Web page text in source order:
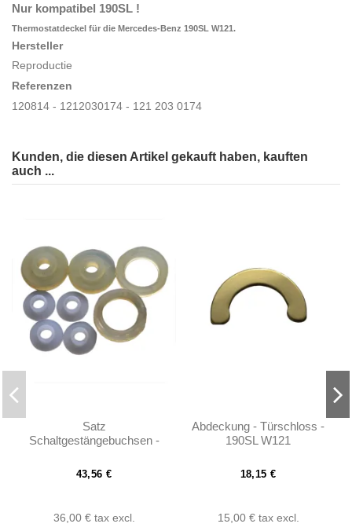
Nur kompatibel 190SL !
Thermostatdeckel für die Mercedes-Benz 190SL W121.
Hersteller
Reproductie
Referenzen
120814 - 1212030174 - 121 203 0174
Kunden, die diesen Artikel gekauft haben, kauften
auch ...
Satz
Schaltgestängebuchsen -
43,56 €
36,00 € tax excl.
Abdeckung - Türschloss -
190SL W121
18,15 €
15,00 € tax excl.